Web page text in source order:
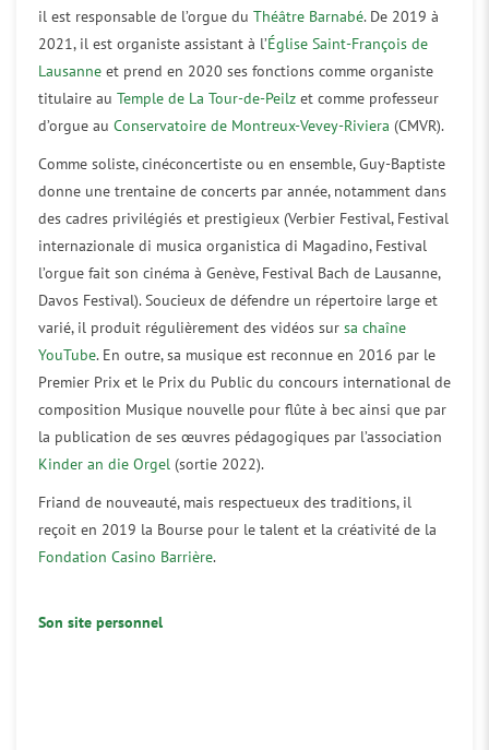
il est responsable de l’orgue du Théâtre Barnabé. De 2019 à
2021, il est organiste assistant à l’Église Saint-François de
Lausanne et prend en 2020 ses fonctions comme organiste
titulaire au Temple de La Tour-de-Peilz et comme professeur
d’orgue au Conservatoire de Montreux-Vevey-Riviera (CMVR).
Comme soliste, cinéconcertiste ou en ensemble, Guy-Baptiste
donne une trentaine de concerts par année, notamment dans
des cadres privilégiés et prestigieux (Verbier Festival, Festival
internazionale di musica organistica di Magadino, Festival
l’orgue fait son cinéma à Genève, Festival Bach de Lausanne,
Davos Festival). Soucieux de défendre un répertoire large et
varié, il produit régulièrement des vidéos sur sa chaîne
YouTube. En outre, sa musique est reconnue en 2016 par le
Premier Prix et le Prix du Public du concours international de
composition Musique nouvelle pour flûte à bec ainsi que par
la publication de ses œuvres pédagogiques par l’association
Kinder an die Orgel (sortie 2022).
Friand de nouveauté, mais respectueux des traditions, il
reçoit en 2019 la Bourse pour le talent et la créativité de la
Fondation Casino Barrière.
Son site personnel